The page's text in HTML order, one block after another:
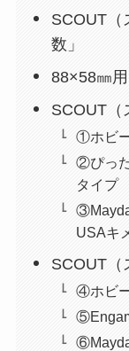
SCOUT（
数」
88×58㎜
SCOUT（
①ホビ
②ぴっ
タイプ
USAキ
SCOUT（
④ホビ